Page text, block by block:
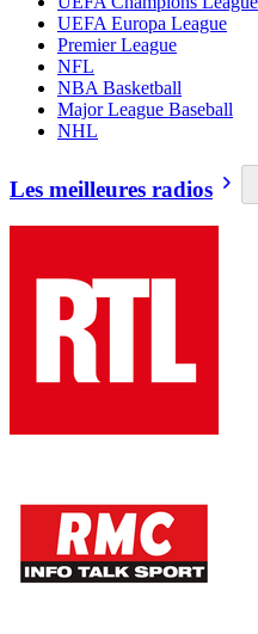
UEFA Europa League
Premier League
NFL
NBA Basketball
Major League Baseball
NHL
Les meilleures radios